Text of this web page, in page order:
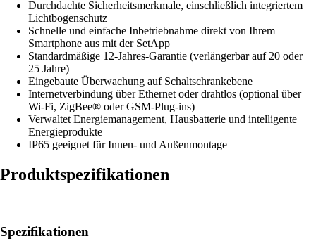
Durchdachte Sicherheitsmerkmale, einschließlich integriertem
Lichtbogenschutz
Schnelle und einfache Inbetriebnahme direkt von Ihrem
Smartphone aus mit der SetApp
Standardmäßige 12-Jahres-Garantie (verlängerbar auf 20 oder
25 Jahre)
Eingebaute Überwachung auf Schaltschrankebene
Internetverbindung über Ethernet oder drahtlos (optional über
Wi-Fi, ZigBee® oder GSM-Plug-ins)
Verwaltet Energiemanagement, Hausbatterie und intelligente
Energieprodukte
IP65 geeignet für Innen- und Außenmontage
Produktspezifikationen
Spezifikationen